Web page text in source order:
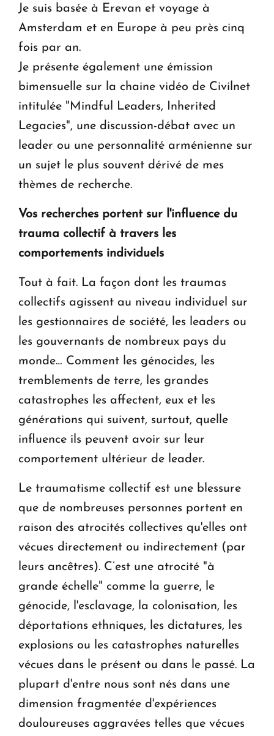
Je suis basée à Erevan et voyage à
Amsterdam et en Europe à peu près cinq
fois par an.
Je présente également une émission
bimensuelle sur la chaine vidéo de Civilnet
intitulée "Mindful Leaders, Inherited
Legacies", une discussion-débat avec un
leader ou une personnalité arménienne sur
un sujet le plus souvent dérivé de mes
thèmes de recherche.
Vos recherches portent sur l'influence du
trauma collectif à travers les
comportements individuels
Tout à fait. La façon dont les traumas
collectifs agissent au niveau individuel sur
les gestionnaires de société, les leaders ou
les gouvernants de nombreux pays du
monde… Comment les génocides, les
tremblements de terre, les grandes
catastrophes les affectent, eux et les
générations qui suivent, surtout, quelle
influence ils peuvent avoir sur leur
comportement ultérieur de leader.
Le traumatisme collectif est une blessure
que de nombreuses personnes portent en
raison des atrocités collectives qu'elles ont
vécues directement ou indirectement (par
leurs ancêtres). C’est une atrocité "à
grande échelle" comme la guerre, le
génocide, l'esclavage, la colonisation, les
déportations ethniques, les dictatures, les
explosions ou les catastrophes naturelles
vécues dans le présent ou dans le passé. La
plupart d'entre nous sont nés dans une
dimension fragmentée d'expériences
douloureuses aggravées telles que vécues